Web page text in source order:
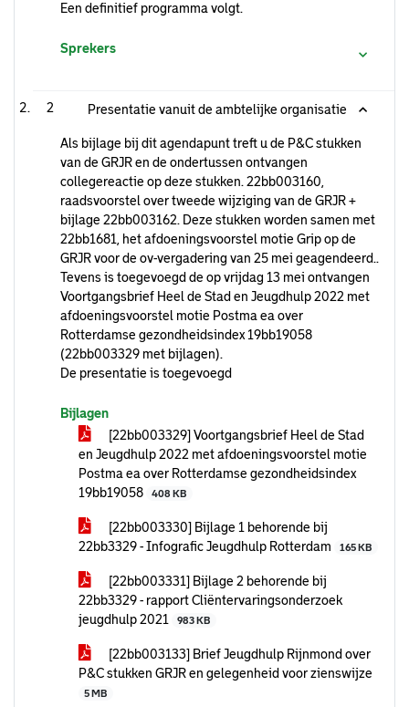
Een definitief programma volgt.
Sprekers
2 Presentatie vanuit de ambtelijke organisatie
Als bijlage bij dit agendapunt treft u de P&C stukken
van de GRJR en de ondertussen ontvangen
collegereactie op deze stukken. 22bb003160,
raadsvoorstel over tweede wijziging van de GRJR +
bijlage 22bb003162. Deze stukken worden samen met
22bb1681, het afdoeningsvoorstel motie Grip op de
GRJR voor de ov-vergadering van 25 mei geagendeerd..
Tevens is toegevoegd de op vrijdag 13 mei ontvangen
Voortgangsbrief Heel de Stad en Jeugdhulp 2022 met
afdoeningsvoorstel motie Postma ea over
Rotterdamse gezondheidsindex 19bb19058
(22bb003329 met bijlagen).
De presentatie is toegevoegd
Bijlagen
[22bb003329] Voortgangsbrief Heel de Stad
en Jeugdhulp 2022 met afdoeningsvoorstel motie
Postma ea over Rotterdamse gezondheidsindex
19bb19058
408 KB
[22bb003330] Bijlage 1 behorende bij
22bb3329 - Infografic Jeugdhulp Rotterdam
165 KB
[22bb003331] Bijlage 2 behorende bij
22bb3329 - rapport Cliëntervaringsonderzoek
jeugdhulp 2021
983 KB
[22bb003133] Brief Jeugdhulp Rijnmond over
P&C stukken GRJR en gelegenheid voor zienswijze
5 MB